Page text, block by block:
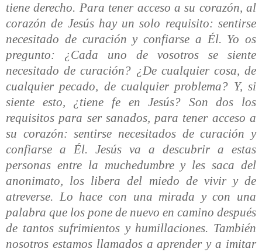
tiene derecho. Para tener acceso a su corazón, al
corazón de Jesús hay un solo requisito: sentirse
necesitado de curación y confiarse a Él. Yo os
pregunto: ¿Cada uno de vosotros se siente
necesitado de curación? ¿De cualquier cosa, de
cualquier pecado, de cualquier problema? Y, si
siente esto, ¿tiene fe en Jesús? Son dos los
requisitos para ser sanados, para tener acceso a
su corazón: sentirse necesitados de curación y
confiarse a Él. Jesús va a descubrir a estas
personas entre la muchedumbre y les saca del
anonimato, los libera del miedo de vivir y de
atreverse. Lo hace con una mirada y con una
palabra que los pone de nuevo en camino después
de tantos sufrimientos y humillaciones. También
nosotros estamos llamados a aprender y a imitar